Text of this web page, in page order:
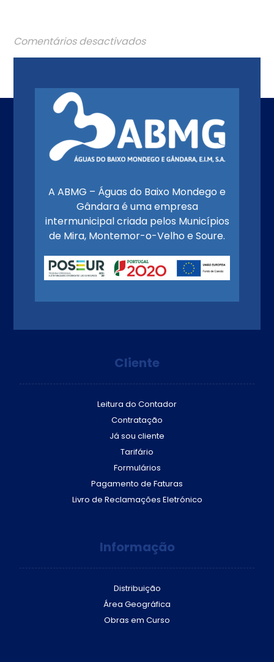
Comentários desactivados
A ABMG – Águas do Baixo Mondego e
Gândara é uma empresa
intermunicipal criada pelos Municípios
de Mira, Montemor-o-Velho e Soure.
Cliente
Leitura do Contador
Contratação
Já sou cliente
Tarifário
Formulários
Pagamento de Faturas
Livro de Reclamações Eletrónico
Informação
Distribuição
Área Geográfica
Obras em Curso